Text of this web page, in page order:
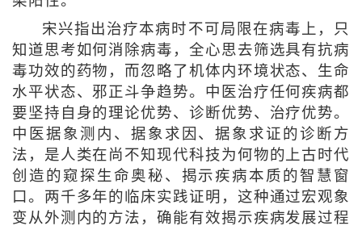
宋兴指出治疗本病时不可局限在病毒上，只
知道思考如何消除病毒，全心思去筛选具有抗病
毒功效的药物，而忽略了机体内环境状态、生命
水平状态、邪正斗争趋势。中医治疗任何疾病都
要坚持自身的理论优势、诊断优势、治疗优势。
中医据象测内、据象求因、据象求证的诊断方
法，是人类在尚不知现代科技为何物的上古时代
创造的窥探生命奥秘、揭示疾病本质的智慧窗
口。两千多年的临床实践证明，这种通过宏观象
变从外测内的方法，确能有效揭示疾病发展过程